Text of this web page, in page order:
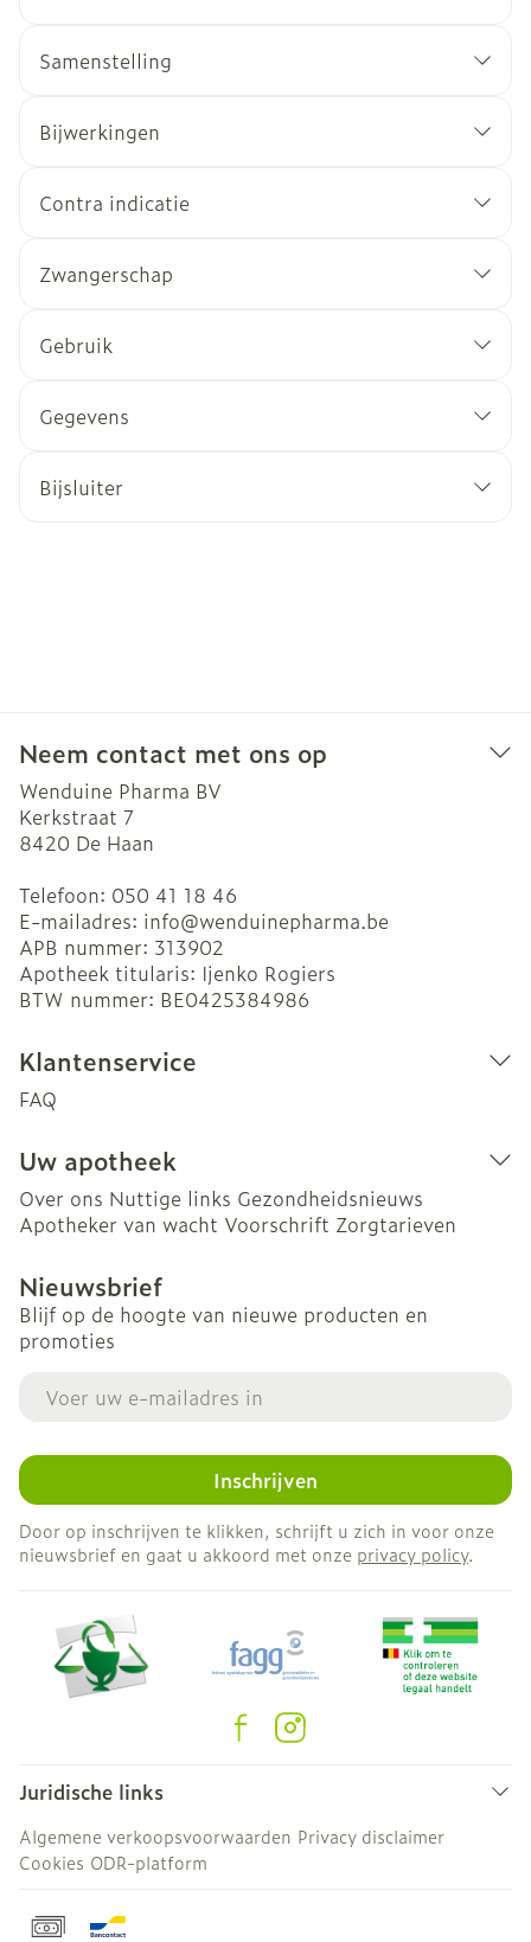
Samenstelling
Bijwerkingen
Contra indicatie
Zwangerschap
Gebruik
Gegevens
Bijsluiter
Neem contact met ons op
Wenduine Pharma BV
Kerkstraat 7
8420 De Haan
Telefoon: 050 41 18 46
E-mailadres: info@wenduinepharma.be
APB nummer: 313902
Apotheek titularis: Ijenko Rogiers
BTW nummer: BE0425384986
Klantenservice
FAQ
Uw apotheek
Over ons Nuttige links Gezondheidsnieuws
Apotheker van wacht Voorschrift Zorgtarieven
Nieuwsbrief
Blijf op de hoogte van nieuwe producten en
promoties
Inschrijven
Door op inschrijven te klikken, schrijft u zich in voor onze
nieuwsbrief en gaat u akkoord met onze privacy policy.
Juridische links
Algemene verkoopsvoorwaarden Privacy disclaimer
Cookies ODR-platform